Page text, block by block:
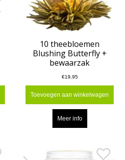
10 theebloemen
Blushing Butterfly +
bewaarzak
€19,95
Toevoegen aan winkelwagen
Meer info